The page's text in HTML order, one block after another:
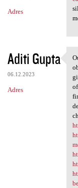
Adres
Aditi Gupta
06.12.2023
Adres